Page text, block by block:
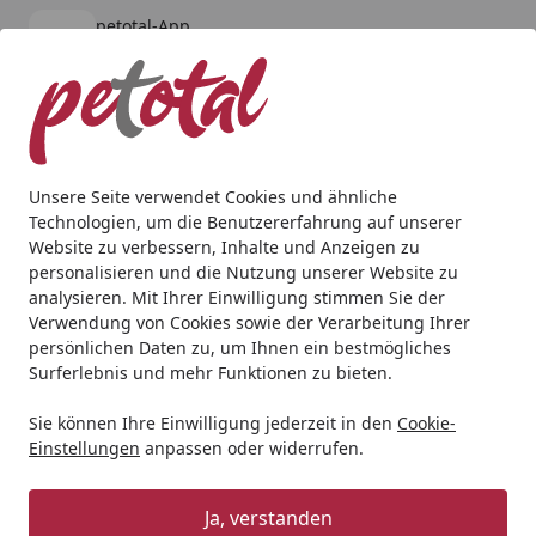
Unsere Seite verwendet Cookies und ähnliche
Technologien, um die Benutzererfahrung auf unserer
Website zu verbessern, Inhalte und Anzeigen zu
personalisieren und die Nutzung unserer Website zu
analysieren. Mit Ihrer Einwilligung stimmen Sie der
Verwendung von Cookies sowie der Verarbeitung Ihrer
persönlichen Daten zu, um Ihnen ein bestmögliches
Surferlebnis und mehr Funktionen zu bieten.
Sie können Ihre Einwilligung jederzeit in den Cookie-
Einstellungen anpassen oder widerrufen.
Ja, verstanden
petotal-App
kostenlos - Im App Store
Alle Produkte
Mein Konto
Suchen
Startseite
Hund Ausruhen & Schlafen Betten LEBON Hundebett
LEBON Hundebett Paula Plus 80x60
grau